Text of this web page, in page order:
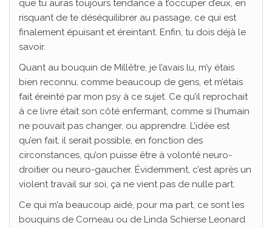
que tu auras toujours tendance à t’occuper d’eux, en
risquant de te déséquilibrer au passage, ce qui est
finalement épuisant et éreintant. Enfin, tu dois déjà le
savoir.
Quant au bouquin de Millêtre, je l’avais lu, m’y étais
bien reconnu, comme beaucoup de gens, et m’étais
fait éreinté par mon psy à ce sujet. Ce qu’il reprochait
à ce livre était son côté enfermant, comme si l’humain
ne pouvait pas changer, ou apprendre. L’idée est
qu’en fait, il serait possible, en fonction des
circonstances, qu’on puisse être à volonté neuro-
droitier ou neuro-gaucher. Évidemment, c’est après un
violent travail sur soi, ça ne vient pas de nulle part.
Ce qui m’a beaucoup aidé, pour ma part, ce sont les
bouquins de Corneau ou de Linda Schierse Leonard